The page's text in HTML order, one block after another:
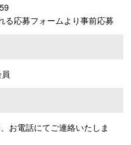
る応募フォームより事前応募
お電話にてご連絡いたしま